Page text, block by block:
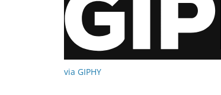
via GIPHY